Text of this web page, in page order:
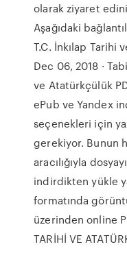
olarak ziyaret
Aşağıdaki
T.C. İnkılap Tarihi
Dec 06, 2018 ·
ve Atatürkçülük
ePub ve Yandex
seçenekleri için
gerekiyor. Bunun
aracılığıyla
indirdikten yükle
formatında
üzerinden online
TARİHİ VE